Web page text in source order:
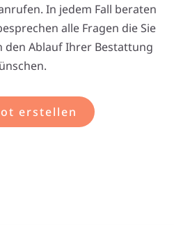
In jedem Fall beraten
alle Fragen die Sie
den Ablauf Ihrer Bestattung
erstellen